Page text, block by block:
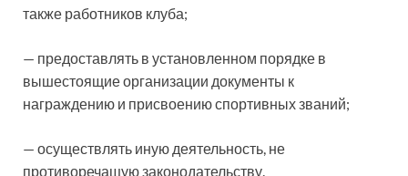
также работников клуба;
— предоставлять в установленном порядке в
вышестоящие организации документы к
награждению и присвоению спортивных званий;
— осуществлять иную деятельность, не
противоречащую законодательству.